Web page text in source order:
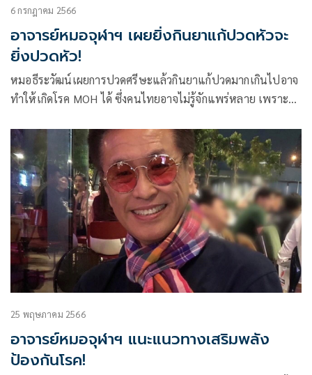
6 กรกฎาคม 2566
อาจารย์หมอจุฬาฯ เผยยิ่งกินยาแก้ปวดหัวจะ
ยิ่งปวดหัว!
หมอธีระวัฒน์เผยการปวดศรีษะแล้วกินยาแก้ปวดมากเกินไปอาจ
ทำให้เกิดโรค MOH ได้ ซึ่งคนไทยอาจไม่รู้จักแพร่หลาย เพราะ
25 พฤษภาคม 2566
อาจารย์หมอจุฬาฯ แนะแนวทางเสริมพลัง
ป้องกันโรค!